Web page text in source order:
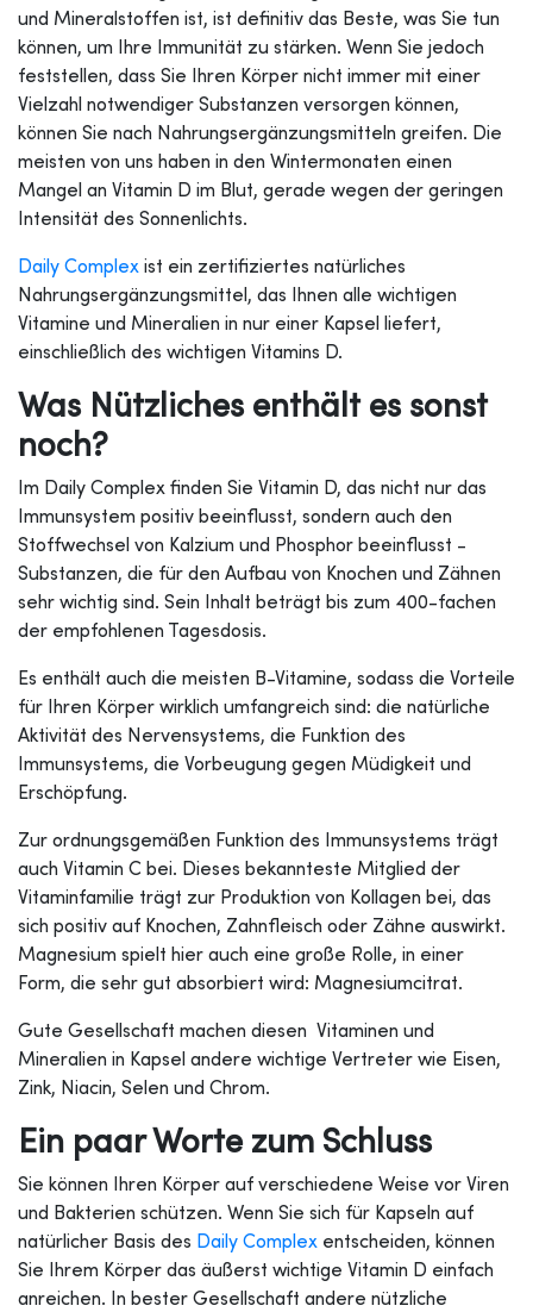
und Mineralstoffen ist, ist definitiv das Beste, was Sie tun
können, um Ihre Immunität zu stärken. Wenn Sie jedoch
feststellen, dass Sie Ihren Körper nicht immer mit einer
Vielzahl notwendiger Substanzen versorgen können,
können Sie nach Nahrungsergänzungsmitteln greifen. Die
meisten von uns haben in den Wintermonaten einen
Mangel an Vitamin D im Blut, gerade wegen der geringen
Intensität des Sonnenlichts.
Daily Complex ist ein zertifiziertes natürliches
Nahrungsergänzungsmittel, das Ihnen alle wichtigen
Vitamine und Mineralien in nur einer Kapsel liefert,
einschließlich des wichtigen Vitamins D.
Was Nützliches enthält es sonst
noch?
Im Daily Complex finden Sie Vitamin D, das nicht nur das
Immunsystem positiv beeinflusst, sondern auch den
Stoffwechsel von Kalzium und Phosphor beeinflusst -
Substanzen, die für den Aufbau von Knochen und Zähnen
sehr wichtig sind. Sein Inhalt beträgt bis zum 400-fachen
der empfohlenen Tagesdosis.
Es enthält auch die meisten B-Vitamine, sodass die Vorteile
für Ihren Körper wirklich umfangreich sind: die natürliche
Aktivität des Nervensystems, die Funktion des
Immunsystems, die Vorbeugung gegen Müdigkeit und
Erschöpfung.
Zur ordnungsgemäßen Funktion des Immunsystems trägt
auch Vitamin C bei. Dieses bekannteste Mitglied der
Vitaminfamilie trägt zur Produktion von Kollagen bei, das
sich positiv auf Knochen, Zahnfleisch oder Zähne auswirkt.
Magnesium spielt hier auch eine große Rolle, in einer
Form, die sehr gut absorbiert wird: Magnesiumcitrat.
Gute Gesellschaft machen diesen Vitaminen und
Mineralien in Kapsel andere wichtige Vertreter wie Eisen,
Zink, Niacin, Selen und Chrom.
Ein paar Worte zum Schluss
Sie können Ihren Körper auf verschiedene Weise vor Viren
und Bakterien schützen. Wenn Sie sich für Kapseln auf
natürlicher Basis des Daily Complex entscheiden, können
Sie Ihrem Körper das äußerst wichtige Vitamin D einfach
anreichen. In bester Gesellschaft andere nützliche